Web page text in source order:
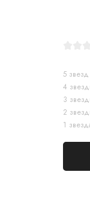
5 звезд
4
3
2
1